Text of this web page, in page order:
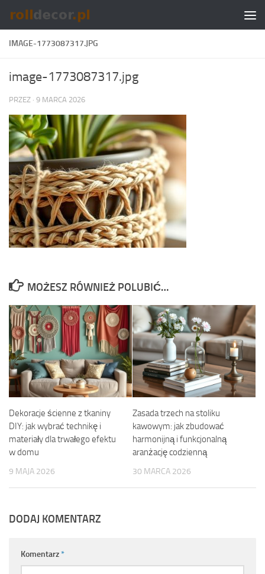
Skip to content
IMAGE-1773087317.JPG
image-1773087317.jpg
PRZEZ · 9 MARCA 2026
MOŻESZ RÓWNIEŻ POLUBIĆ…
Dekoracje ścienne z tkaniny
DIY: jak wybrać technikę i
materiały dla trwałego efektu
w domu
9 MAJA 2026
Zasada trzech na stoliku
kawowym: jak zbudować
harmonijną i funkcjonalną
aranżację codzienną
30 MARCA 2026
DODAJ KOMENTARZ
Komentarz*